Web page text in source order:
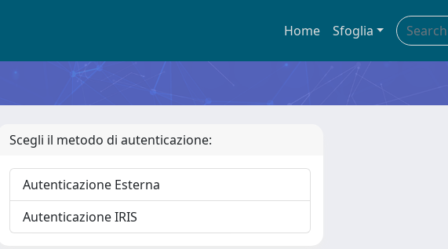
Home Sfoglia
Scegli il metodo di autenticazione:
Autenticazione Esterna
Autenticazione IRIS